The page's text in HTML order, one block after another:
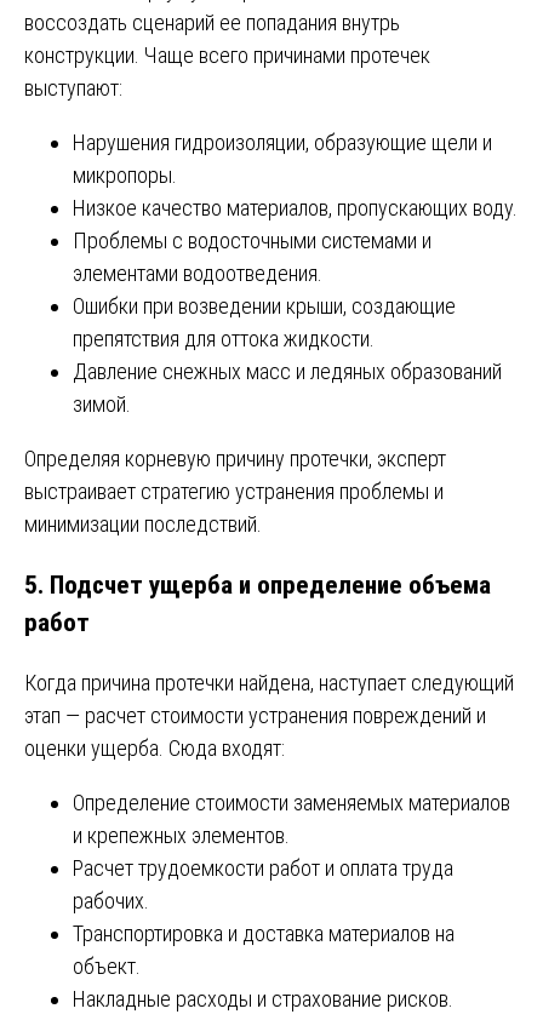
воссоздать сценарий ее попадания внутрь
конструкции. Чаще всего причинами протечек
выступают:
Нарушения гидроизоляции, образующие щели и
микропоры.
Низкое качество материалов, пропускающих воду.
Проблемы с водосточными системами и
элементами водоотведения.
Ошибки при возведении крыши, создающие
препятствия для оттока жидкости.
Давление снежных масс и ледяных образований
зимой.
Определяя корневую причину протечки, эксперт
выстраивает стратегию устранения проблемы и
минимизации последствий.
5. Подсчет ущерба и определение объема
работ
Когда причина протечки найдена, наступает следующий
этап — расчет стоимости устранения повреждений и
оценки ущерба. Сюда входят:
Определение стоимости заменяемых материалов
и крепежных элементов.
Расчет трудоемкости работ и оплата труда
рабочих.
Транспортировка и доставка материалов на
объект.
Накладные расходы и страхование рисков.